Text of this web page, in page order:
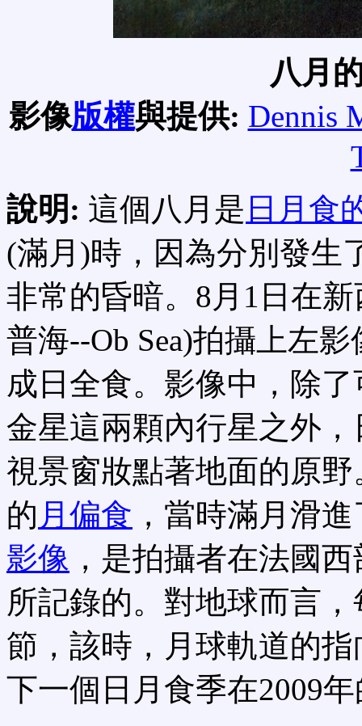
八月
影像版權與提供: Dennis
說明: 這個八月是 日月食
(滿月)時，因為分別發生
非常的昏暗。8月1日在
普海--Ob Sea)拍攝上左
成日全食。影像中，除
金星這兩顆內行星之外
視景窗妝點著地面的原
的 月偏食 ，當時滿月滑進
影像 ，是拍攝者在法國
所記錄的。對地球而言
節，該時，月球軌道的指
下一個日月食季在2009